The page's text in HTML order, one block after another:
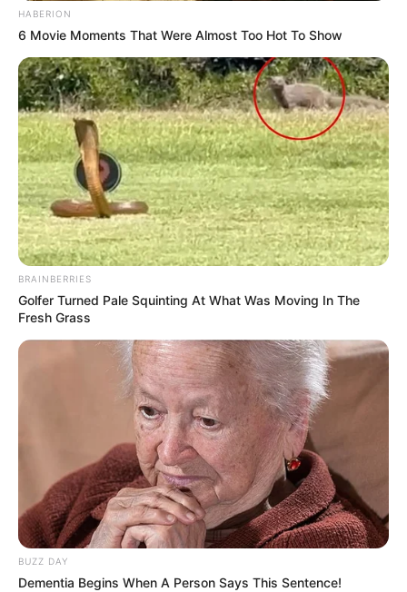
HABERION
6 Movie Moments That Were Almost Too Hot To Show
BRAINBERRIES
Golfer Turned Pale Squinting At What Was Moving In The
Fresh Grass
BUZZ DAY
Dementia Begins When A Person Says This Sentence!